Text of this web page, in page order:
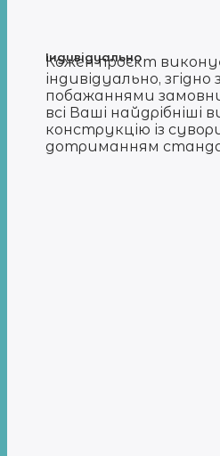
Індивідуально
Кожен проєкт
індивідуально,
побажаннями
всі Ваші
конструкцію із
дотриманням